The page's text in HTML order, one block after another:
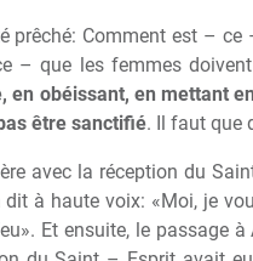
prêché: Comment est – ce
– que les femmes
en obéissant, en mettant
être sanctifié. Il faut que
ère avec la réception du
dit à haute voix: «Moi, je
Et ensuite, le passage à